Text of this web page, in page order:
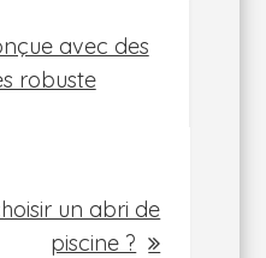
avec des
robuste
un abri de
piscine ?